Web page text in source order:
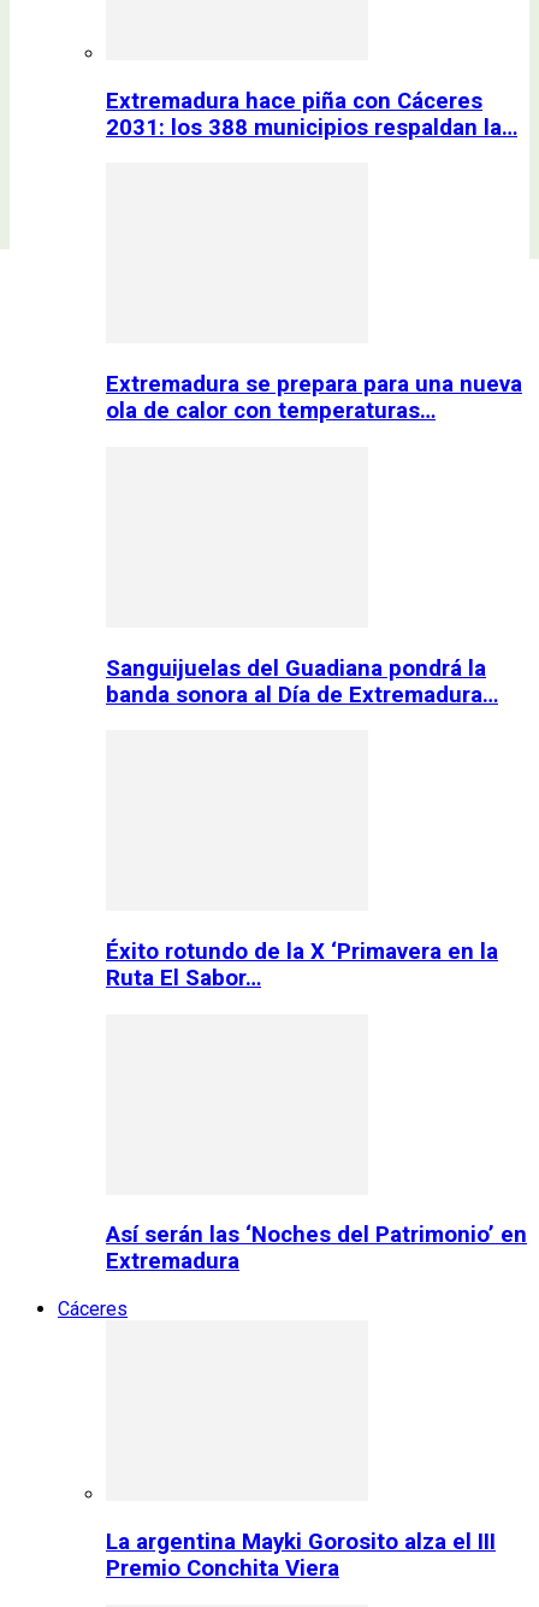
Extremadura hace piña con Cáceres
2031: los 388 municipios respaldan la…
Extremadura se prepara para una nueva
ola de calor con temperaturas…
Sanguijuelas del Guadiana pondrá la
banda sonora al Día de Extremadura…
Éxito rotundo de la X ‘Primavera en la
Ruta El Sabor…
Así serán las ‘Noches del Patrimonio’ en
Extremadura
Cáceres
La argentina Mayki Gorosito alza el III
Premio Conchita Viera